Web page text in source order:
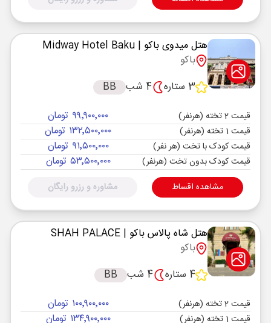
هتل میدوی باکو | Midway Hotel Baku
باکو
3 ستاره
4 شب BB
قیمت 2 تخته (هرنفر) ۹۹٬۹۰۰٬۰۰۰ تومان
قیمت 1 تخته (هرنفر) ۱۳۲٬۵۰۰٬۰۰۰ تومان
قیمت کودک با تخت (هر نفر) ۹۱٬۵۰۰٬۰۰۰ تومان
قیمت کودک بدون تخت (هرنفر) ۵۳٬۵۰۰٬۰۰۰ تومان
مشاهده اقساط مشاوره و رزرو رایگان
هتل شاه پالاس باکو | SHAH PALACE
باکو
4 ستاره
4 شب BB
قیمت 2 تخته (هرنفر) ۱۰۰٬۹۰۰٬۰۰۰ تومان
قیمت 1 تخته (هرنفر) ۱۳۴٬۹۰۰٬۰۰۰ تومان